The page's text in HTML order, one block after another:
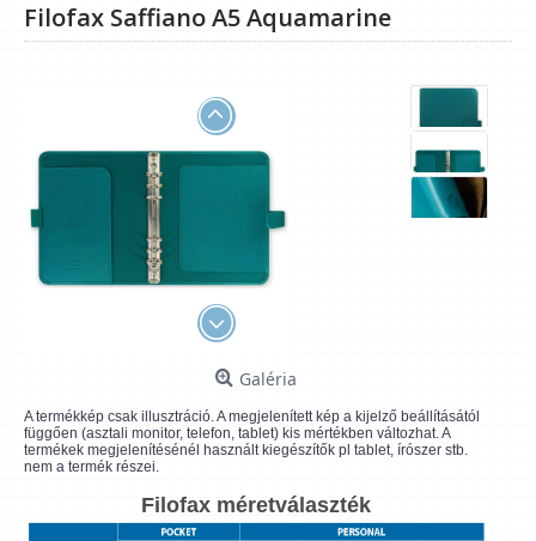
Filofax Saffiano A5 Aquamarine
Galéria
A termékkép csak illusztráció. A megjelenített kép a kijelző beállításától
függően (asztali monitor, telefon, tablet) kis mértékben változhat. A
termékek megjelenítésénél használt kiegészítők pl tablet, írószer stb.
nem a termék részei.
Filofax méretválaszték